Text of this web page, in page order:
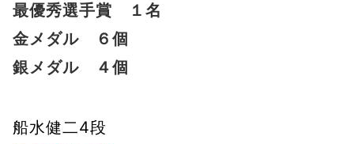
最優秀選手賞 １名
金メダル ６個
銀メダル ４個
船水健二4段